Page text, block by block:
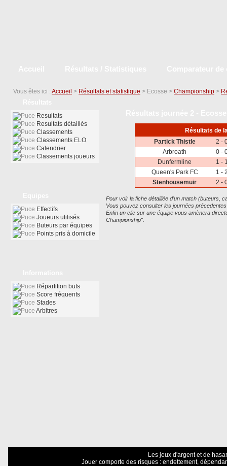
Vous êtes ici : Accueil > Résultats et statistique > Ecosse > Championship >
Résultats de
Partick Thistle
2 -
Arbroath
0 -
Dunfermline
1 -
Queen's Park FC
1 -
Stenhousemuir
2 -
Pour voir la fiche détaillée d'un match (buteurs,
Vous pouvez consulter les journées
Enfin un clic sur une équipe vous amènera
Championship".
Resultats
Resultats détaillés
Classements
Classements ELO
Calendrier
Classements joueurs
Effectifs
Joueurs utilisés
Buteurs par équipes
Points pris à domicile
Répartition buts
Score fréquents
Stades
Arbitres
Les jeux d'argent et de
Jouer comporte des risques : endettement,